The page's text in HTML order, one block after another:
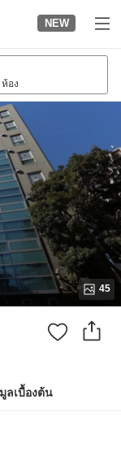
NEW
อง
45
ลเบื้องต้น